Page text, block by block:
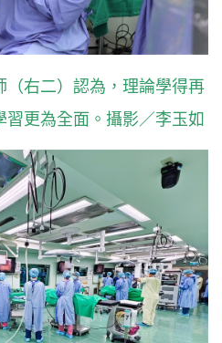
右二）認為，理論學得再
更為全面。攝影／李玉如